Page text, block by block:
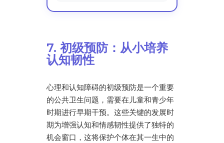
7. 初级预防：从小培养
认知韧性
心理和认知障碍的初级预防是一个重要
的公共卫生问题，需要在儿童和青少年
时期进行早期干预。这些关键的发展时
期为增强认知和情感韧性提供了独特的
机会窗口，这将保护个体在其一生中的